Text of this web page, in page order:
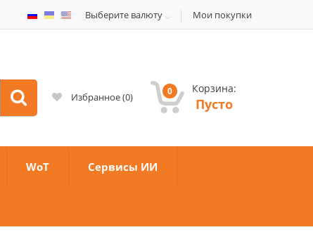
Выберите валюту Мои покупки
Избранное(0) 0 Корзина:
Пусто
WoT Сервисы ИИ